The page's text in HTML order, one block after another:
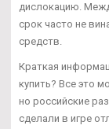
дислокацию.
срок часто не
средств.
Краткая
купить? Все это
но российские
сделали в игре